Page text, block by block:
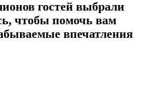
гостей выбрали
чтобы помочь вам
впечатления